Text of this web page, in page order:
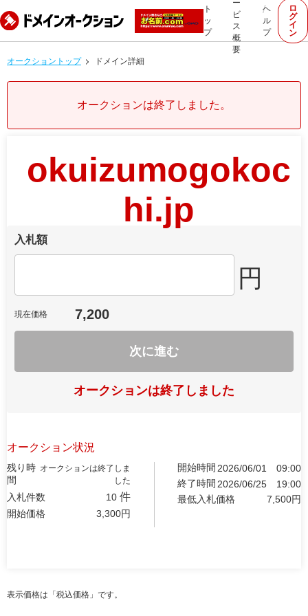
ト
ッ
プ
ー
ビ
ス
概
要
ヘ
ル
プ
ロ
グ
イ
ン
オークショントップ ドメイン詳細
オークションは終了しました。
okuizumogokoc
hi.jp
入札額
円
現在価格 7,200
次に進む
オークションは終了しました
オークション状況
残り時
間
オークションは終了しま
した
入札件数 10 件
開始価格 3,300円
開始時間 2026/06/01
09:00
終了時間 2026/06/25
19:00
最低入札価格
7,500円
表示価格は「税込価格」です。